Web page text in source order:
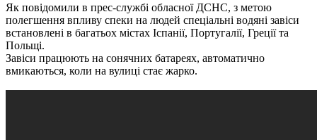
Як повідомили в прес-службі обласної ДСНС, з метою
полегшення впливу спеки на людей спеціальні водяні завіси
встановлені в багатьох містах Іспанії, Португалії, Греції та
Польщі.
Завіси працюють на сонячних батареях, автоматично
вмикаються, коли на вулиці стає жарко.